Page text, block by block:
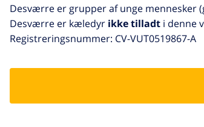
Desværre er grupper af unge mennesker
Desværre er kæledyr ikke tilladt i denne
Registreringsnummer: CV-VUT0519867-A